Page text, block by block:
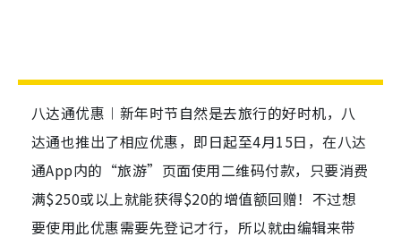
八达通优惠︱新年时节自然是去旅行的好时机，八
达通也推出了相应优惠，即日起至4月15日，在八达
通App内的“旅游”页面使用二维码付款，只要消费
满$250或以上就能获得$20的增值额回赠！不过想
要使用此优惠需要先登记才行，所以就由编辑来带